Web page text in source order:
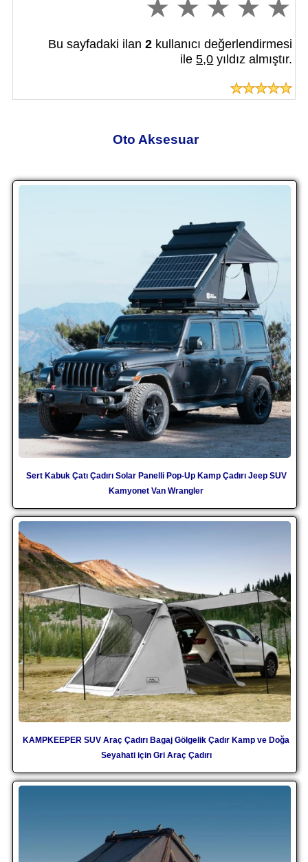
Bu sayfadaki ilan2 kullanıcı değerlendirmesi
ile5,0 yıldız almıştır.
Oto Aksesuar
Sert Kabuk Çatı Çadırı Solar Panelli Pop-Up Kamp Çadırı Jeep SUV
Kamyonet Van Wrangler
KAMPKEEPER SUV Araç Çadırı Bagaj Gölgelik Çadır Kamp ve Doğa
Seyahati için Gri Araç Çadırı